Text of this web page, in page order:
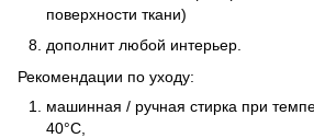
поверхности ткани)
дополнит любой интерьер.
Рекомендации по уходу:
машинная / ручная стирка при
40°C,